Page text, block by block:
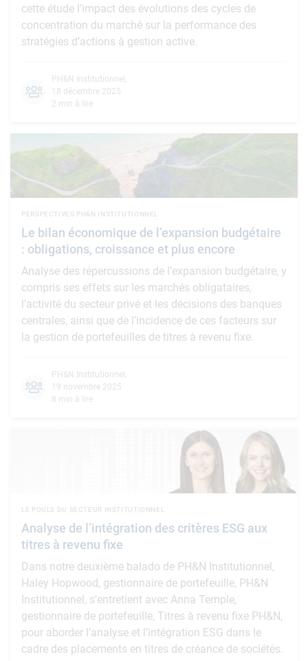
cette étude l’impact des évolutions des cycles de
concentration du marché sur la performance des
stratégies d’actions à gestion active.
PH&N Institutionnel
18 décembre 2025
2 min à lire
Le bilan économique de l’expansion budgétaire
: obligations, croissance et plus encore
PERSPECTIVES PH&N INSTITUTIONNEL
Analyse des répercussions de l’expansion budgétaire, y
compris ses effets sur les marchés obligataires,
l’activité du secteur privé et les décisions des banques
centrales, ainsi que de l’incidence de ces facteurs sur
la gestion de portefeuilles de titres à revenu fixe.
PH&N Institutionnel
19 novembre 2025
8 min à lire
Analyse de l’intégration des critères ESG aux
titres à revenu fixe
LE POULS DU SECTEUR INSTITUTIONNEL
Dans notre deuxième balado de PH&N Institutionnel,
Haley Hopwood, gestionnaire de portefeuille, PH&N
Institutionnel, s’entretient avec Anna Temple,
gestionnaire de portefeuille, Titres à revenu fixe PH&N,
pour aborder l’analyse et l’intégration ESG dans le
cadre des placements en titres de créance de sociétés.